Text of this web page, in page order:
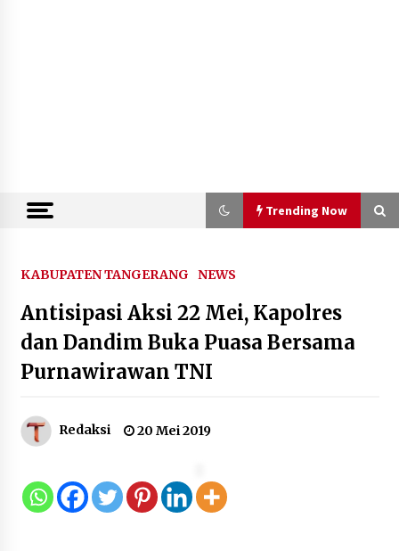
Trending Now
Semarak HUT ke-81 RI, Lapas
Perempuan Tangerang Ikuti Donor
Darah dan Fun Walk Kementerian
Imigrasi dan Pemasyarakatan
bagi Pelaku Usaha di Maluku Utara
9 Agustus 2026
KABUPATEN TANGERANG NEWS
Antisipasi Aksi 22 Mei, Kapolres
dan Dandim Buka Puasa Bersama
Purnawirawan TNI
Redaksi 20 Mei 2019